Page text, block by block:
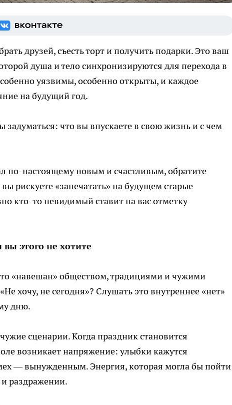
друзей, съесть торт и получить подарки. Это ваш
душа и тело синхронизируются для перехода в
уязвимы, особенно открыты, и каждое
на будущий год.
что вы впускаете в свою жизнь и с чем
по-настоящему новым и счастливым, обратите
рискуете «запечатать» на будущем старые
кто-то невидимый ставит на вас отметку
этого не хотите
«навешан» обществом, традициями и чужими
хочу, не сегодня»? Слушать это внутреннее «нет»
дню.
сценарии. Когда праздник становится
возникает напряжение: улыбки кажутся
— вынужденным. Энергия, которая могла бы пойти
и раздражении.